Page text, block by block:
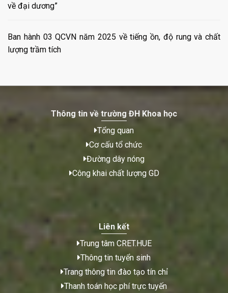
về đại dương”
Ban hành 03 QCVN năm 2025 về tiếng ồn, độ rung và chất
lượng trầm tích
Thông tin về trường ĐH Khoa học
Tổng quan
Cơ cấu tổ chức
Đường dây nóng
Công khai chất lượng GD
Liên kết
Trung tâm CRET.HUE
Thông tin tuyển sinh
Trang thông tin đào tạo tín chỉ
Thanh toán học phí trực tuyến